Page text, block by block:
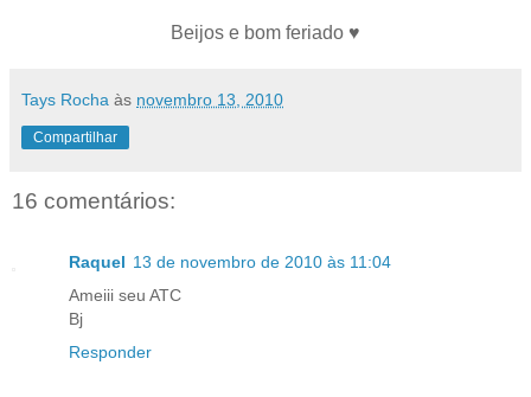
Beijos e bom feriado ♥
Tays Rocha às novembro 13, 2010
Compartilhar
16 comentários:
Raquel 13 de novembro de 2010 às 11:04
Ameiii seu ATC
Bj
Responder